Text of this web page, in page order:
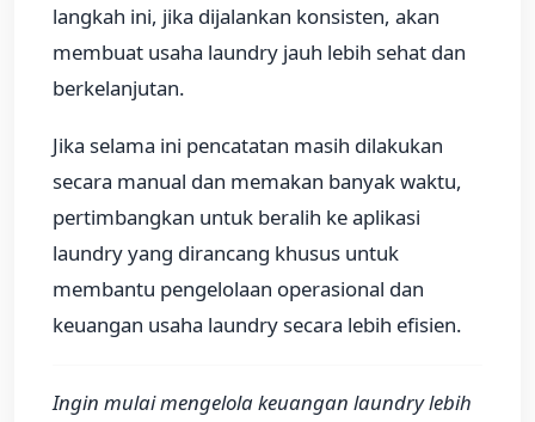
langkah ini, jika dijalankan konsisten, akan
membuat usaha laundry jauh lebih sehat dan
berkelanjutan.
Jika selama ini pencatatan masih dilakukan
secara manual dan memakan banyak waktu,
pertimbangkan untuk beralih ke aplikasi
laundry yang dirancang khusus untuk
membantu pengelolaan operasional dan
keuangan usaha laundry secara lebih efisien.
Ingin mulai mengelola keuangan laundry lebih